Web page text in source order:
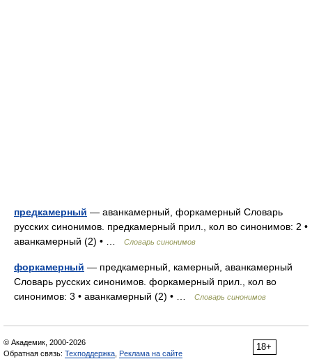
предкамерный — аванкамерный, форкамерный Словарь
русских синонимов. предкамерный прил., кол во синонимов: 2 •
аванкамерный (2) • …
Словарь синонимов
форкамерный — предкамерный, камерный, аванкамерный
Словарь русских синонимов. форкамерный прил., кол во
синонимов: 3 • аванкамерный (2) • …
Словарь синонимов
18+
© Академик, 2000-2026
Обратная связь: Техподдержка Реклама на сайте